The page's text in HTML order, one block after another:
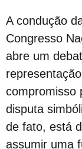
A condução
Congresso
abre um
compromisso
disputa
de fato, está
assumir uma